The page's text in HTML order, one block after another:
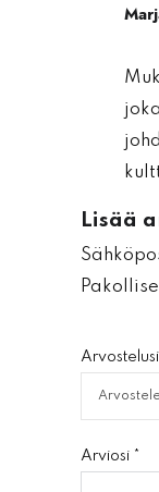
Lisää
Arvostelusi
Arviosi *